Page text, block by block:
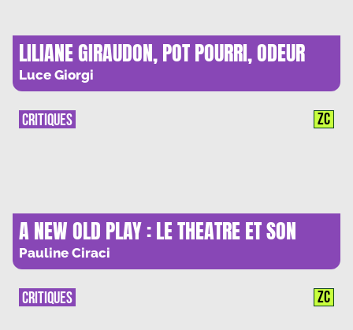
LILIANE GIRAUDON, POT POURRI, ODEUR
PIQUANTE
Luce Giorgi
A NEW OLD PLAY : LE THEATRE ET SON
DOUBLE
Pauline Ciraci
CRITIQUES ZC
CRITIQUES ZC